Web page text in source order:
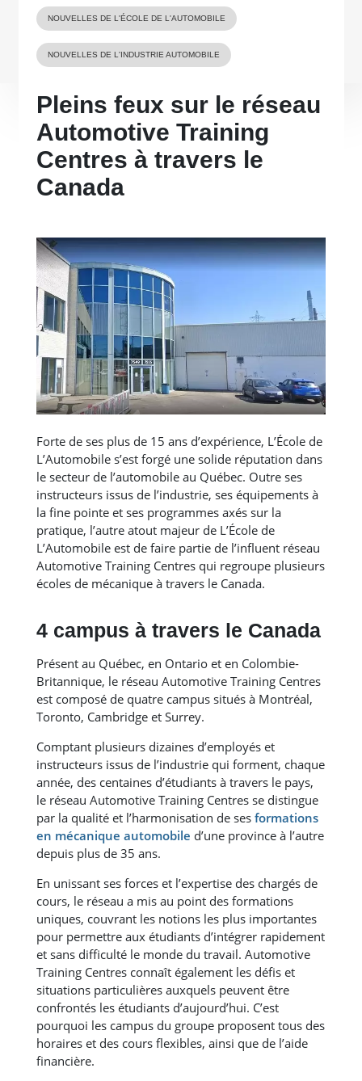
NOUVELLES DE L'ÉCOLE DE L'AUTOMOBILE
NOUVELLES DE L'INDUSTRIE AUTOMOBILE
Pleins feux sur le réseau
Automotive Training
Centres à travers le
Canada
Forte de ses plus de 15 ans d’expérience, L’École de
L’Automobile s’est forgé une solide réputation dans
le secteur de l’automobile au Québec. Outre ses
instructeurs issus de l’industrie, ses équipements à
la fine pointe et ses programmes axés sur la
pratique, l’autre atout majeur de L’École de
L’Automobile est de faire partie de l’influent réseau
Automotive Training Centres qui regroupe plusieurs
écoles de mécanique à travers le Canada.
4 campus à travers le Canada
Présent au Québec, en Ontario et en Colombie-
Britannique, le réseau Automotive Training Centres
est composé de quatre campus situés à Montréal,
Toronto, Cambridge et Surrey.
Comptant plusieurs dizaines d’employés et
instructeurs issus de l’industrie qui forment, chaque
année, des centaines d’étudiants à travers le pays,
le réseau Automotive Training Centres se distingue
par la qualité et l’harmonisation de ses formations
en mécanique automobile d’une province à l’autre
depuis plus de 35 ans.
En unissant ses forces et l’expertise des chargés de
cours, le réseau a mis au point des formations
uniques, couvrant les notions les plus importantes
pour permettre aux étudiants d’intégrer rapidement
et sans difficulté le monde du travail. Automotive
Training Centres connaît également les défis et
situations particulières auxquels peuvent être
confrontés les étudiants d’aujourd’hui. C’est
pourquoi les campus du groupe proposent tous des
horaires et des cours flexibles, ainsi que de l’aide
financière.